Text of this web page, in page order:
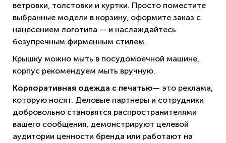
ветровки, толстовки и куртки. Просто поместите
выбранные модели в корзину, оформите заказ с
нанесением логотипа — и наслаждайтесь
безупречным фирменным стилем.
Крышку можно мыть в посудомоечной машине,
корпус рекомендуем мыть вручную.
Корпоративная одежда с печатью— это реклама,
которую носят. Деловые партнеры и сотрудники
добровольно становятся распространителями
вашего сообщения, демонстрируют целевой
аудитории ценности бренда или работают на